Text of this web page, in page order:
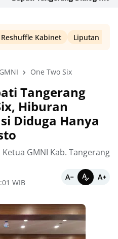
Reshuffle Kabinet Liputan Haji
GMNI One Two Six
Tangerang
Hiburan
Diduga Hanya
GMNI Kab. Tangerang
WIB